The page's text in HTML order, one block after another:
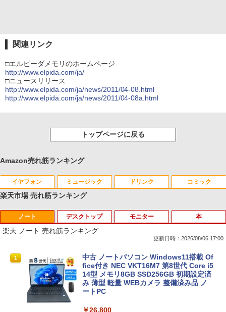
関連リンク
□エルピーダメモリのホームページ
http://www.elpida.com/ja/
□ニュースリリース
http://www.elpida.com/ja/news/2011/04-08.html
http://www.elpida.com/ja/news/2011/04-08a.html
トップページに戻る
Amazon売れ筋ランキング
イヤフォン
Anker Soundcore P40i オフホワイト
￥5,990
Anker Soundcore P31i ブラック
ミュージック
BRUCE WAYNE feat. Flo Milli, ATL Jacob
[Explicit]
BRUCE WAYNE feat. Flo Milli, ATL Jacob
[Explicit]
￥250
ドリンク
by Amazon 天然水 ラベルレス 500ml ×24本
富士山の天然水 バナジウム含有 水 ミネラル
ウォーター ペットボトル 静岡県産 500ミリリ
￥1,380
【Amazon.co.jp限定】 い・ろ・は・す 2L P
コミック
薬屋のひとりごと 17巻 (デジタル版ビッグガ
ンガンコミックス)
異世界居酒屋「のぶ」(22) (角川コミックス・
エース)
￥832
楽天市場 売れ筋ランキング
ノート
楽天 ノート 売れ筋ランキング
更新日時：2026/08/06 17:00
1
中古 ノートパソコン Windows11搭載 Of
fice付き NEC VKT16M7 第8世代 Core i5
14型 メモリ8GB SSD256GB 初期設定済
み 薄型 軽量 WEBカメラ 整備済み品 ノ
ートPC
￥26,800
デスクトップ モニター 本